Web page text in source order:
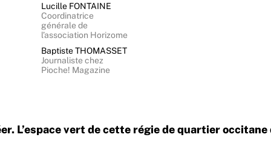
Lucille FONTAINE
Coordinatrice
générale de
l’association Horizome
Baptiste THOMASSET
Journaliste chez
Pioche! Magazine
vert de cette régie de quartier